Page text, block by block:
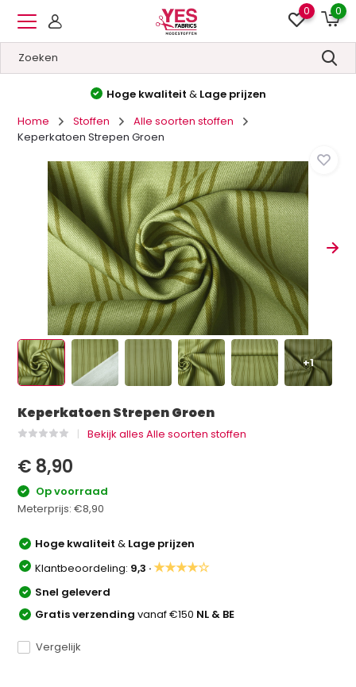
0 0
Hoge kwaliteit & Lage prijzen
Home
Stoffen
Alle soorten stoffen
Keperkatoen Strepen Groen
+1
Keperkatoen Strepen Groen
Bekijk alles Alle soorten stoffen
€ 8,90
Op voorraad
Meterprijs:€8,90
Hoge kwaliteit& Lage prijzen
Klantbeoordeling: 9,3 ·★★★★☆
Snel geleverd
Gratis verzendingvanaf €150 NL & BE
Vergelijk